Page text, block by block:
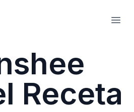
Receta